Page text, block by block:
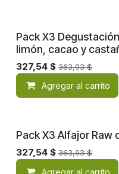
¡Nuevo!
Pack X3
limón, cacao y
327,54 $ 363,93$
Agregar al carrito
¡Nuevo!
Pack X3 Alfajor Raw
327,54 $ 363,93$
Agregar al carrito